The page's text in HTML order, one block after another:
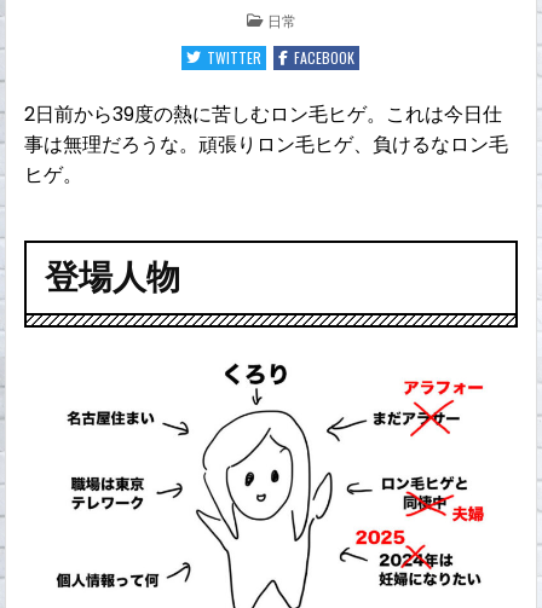
POSTED
IN
日常
TWITTER
FACEBOOK
2日前から39度の熱に苦しむロン毛ヒゲ。これは今日仕
事は無理だろうな。頑張りロン毛ヒゲ、負けるなロン毛
ヒゲ。
登場人物